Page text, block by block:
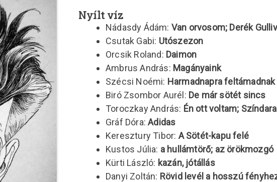
Nyílt víz
Nádasdy Ádám: Van orvosom; Derék
Csutak Gabi: Utószezon
Orcsik Roland: Daimon
Ambrus András: Magányaink
Szécsi Noémi: Harmadnapra feltámadnak
Biró Zsombor Aurél: De már sötét sincs
Toroczkay András: Én ott voltam;
Gráf Dóra:Adidas
Keresztury Tibor: A Sötét-kapu felé
Kustos Júlia: a hullámtörő; az örökmozgó
Kürti László: kazán, jótállás
Danyi Zoltán: Rövid levél a hosszú